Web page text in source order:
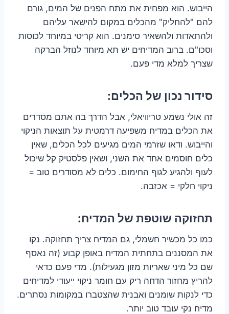
הייבוש. הוא מפחית את מתח הפנים של המים, גורם
להם "להחליק" מהכלים במקום להישאר עליהם
ולהתאדות ולהשאיר סימנים. הוא קריטי במיוחד לכוסות
וסכו"ם. ברוב המדיחים יש תא מיוחד לנוזל הברקה
שצריך למלא מדי פעם.
סידור נכון של הכלים:
זה אולי נשמע טריוויאלי, אבל הדרך בה אתם מסדרים
את הכלים במדיח משפיעה דרמטית על תוצאות הניקוי
והייבוש. ודאו שזרמי המים מגיעים לכל הכלים, שאין
כלים חוסמים אחד את השני, ושאין פלסטיק קל שיכול
לעוף ולהגיע לגוף החימום. כלים לא מסודרים טוב =
ניקוי חלקי = אכזבה.
תחזוקה שוטפת של המדיח:
כמו כל מכשיר חשמלי, גם המדיח צריך תחזוקה. נקו
את המסננים בתחתית המדיח באופן קבוע (זה נאסף
שם כל מיני שאריות מזון מגעילות). מדי פעם כדאי
להריץ מחזור הדחה ריק עם חומר ניקוי ייעודי למדיחים
כדי לנקות שומנים ואבנית שהצטברו במקומות נסתרים.
מדיח נקי עובד טוב יותר.